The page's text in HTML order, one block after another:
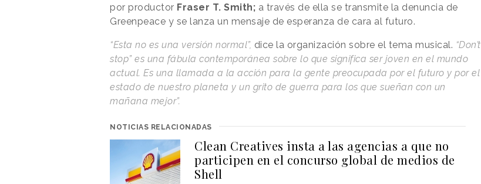
por productor Fraser T. Smith; a través de ella se transmite la denuncia de
Greenpeace y se lanza un mensaje de esperanza de cara al futuro.
“Esta no es una versión normal”, dice la organización sobre el tema musical. “Don’t
stop” es una fábula contemporánea sobre lo que significa ser joven en el mundo
actual. Es una llamada a la acción para la gente preocupada por el futuro y por el
estado de nuestro planeta y un grito de guerra para los que sueñan con un
mañana mejor”.
NOTICIAS RELACIONADAS
Clean Creatives insta a las agencias a que no
participen en el concurso global de medios de
Shell